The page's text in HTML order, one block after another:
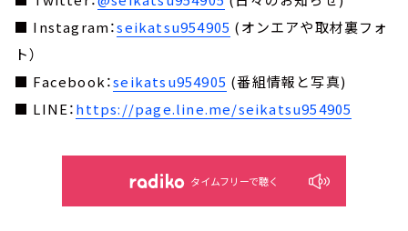
■ Instagram：seikatsu954905 (オンエアや取材裏フォ
ト）
■ Facebook：seikatsu954905 (番組情報と写真)
■ LINE：https://page.line.me/seikatsu954905
タイムフリーで聴く